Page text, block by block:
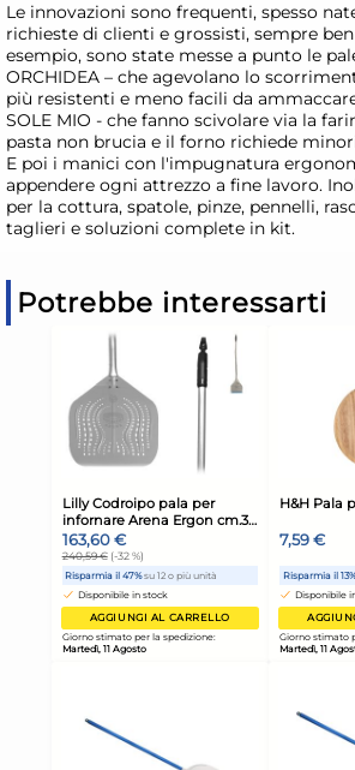
Le innovazioni sono frequenti, spesso
richieste di clienti e grossisti, sempre
esempio, sono state messe a punto le
ORCHIDEA – che agevolano lo
più resistenti e meno facili da
SOLE MIO - che fanno scivolare via la
pasta non brucia e il forno richiede
E poi i manici con l'impugnatura
appendere ogni attrezzo a fine lavoro.
per la cottura, spatole, pinze, pennelli,
taglieri e soluzioni complete in kit.
Potrebbe interessarti